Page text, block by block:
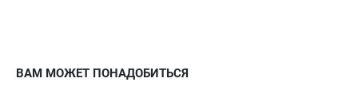
zakaz@championmarket.ru
ВАМ МОЖЕТ ПОНАДОБИТЬСЯ